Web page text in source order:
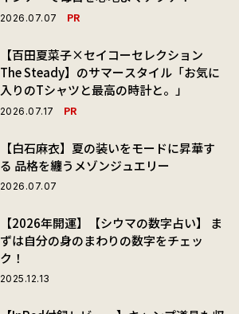
2026.07.07 PR
【百田夏菜子×セイコーセレクション
The Steady】のサマースタイル「お気に
入りのTシャツと最高の時計と。」
2026.07.17 PR
【白石麻衣】夏の装いをモードに昇華す
る 品格を纏うメゾンジュエリー
2026.07.07
【2026年開運】【シウマの数字占い】 ま
ずは自分の身のまわりの数字をチェッ
ク！
2025.12.13